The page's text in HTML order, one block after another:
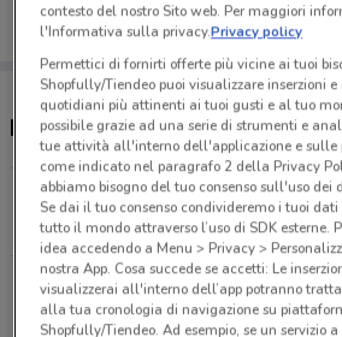
SCARICA
Negozi Original Marines a
Via Etnea, 160 Carlentini
17 km
Via Necropoli Del Fusco Snc
17.2 km
contesto del nostro Sito web. Per maggiori
l'Informativa sulla privacy.Privacy policy
Permettici di fornirti offerte più vicine ai tuoi
Shopfully/Tiendeo puoi visualizzare inserzioni
quotidiani più attinenti ai tuoi gusti e al tuo
possibile grazie ad una serie di strumenti e
tue attività all'interno dell'applicazione e sulle
come indicato nel paragrafo 2 della Privacy
abbiamo bisogno del tuo consenso sull'uso
Se dai il tuo consenso condivideremo i tuoi
tutto il mondo attraverso l’uso di SDK esterne.
idea accedendo a Menu > Privacy >
nostra App. Cosa succede se accetti: Le
visualizzerai all'interno dell’app potranno
alla tua cronologia di navigazione su
Shopfully/Tiendeo. Ad esempio, se un servizio